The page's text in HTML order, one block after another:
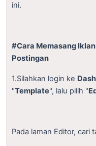
ini.
#Cara Memasang
Postingan
1.Silahkan login ke
"Template", lalu pilih "
Pada laman Editor, cari